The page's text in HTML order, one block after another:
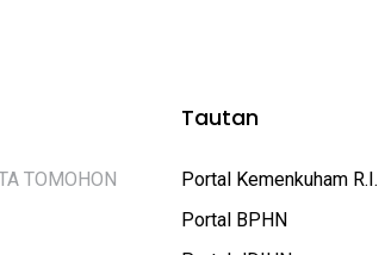
TOMOHON
Tautan
Portal Kemenkuham R.I.
Portal BPHN